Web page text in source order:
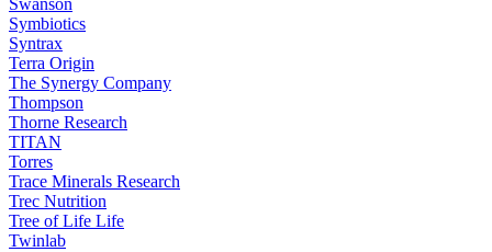
Symbiotics
Syntrax
Terra Origin
The Synergy Company
Thompson
Thorne Research
TITAN
Torres
Trace Minerals Research
Trec Nutrition
Tree of Life Life
Twinlab